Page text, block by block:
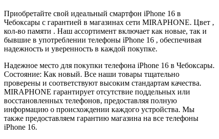
Приобретайте свой идеальный смартфон iPhone 16 в
Чебоксары с гарантией в магазинах сети MIRAPHONE. Цвет ,
кол-во памяти . Наш ассортимент включает как новые, так и
бывшие в употреблении телефоны iPhone 16 , обеспечивая
надежность и уверенность в каждой покупке.
Надежное место для покупки телефона iPhone 16 в Чебоксары.
Состояние: Как новый. Все наши товары тщательно
проверены и соответствуют высоким стандартам качества.
MIRAPHONE гарантирует отсутствие поддельных или
восстановленных телефонов, предоставляя полную
информацию о происхождении каждого устройства. Мы
также предоставляем гарантию магазина на все телефоны
iPhone 16.